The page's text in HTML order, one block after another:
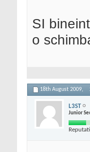
SI
o
18th August 2009,
L3ST
Junior